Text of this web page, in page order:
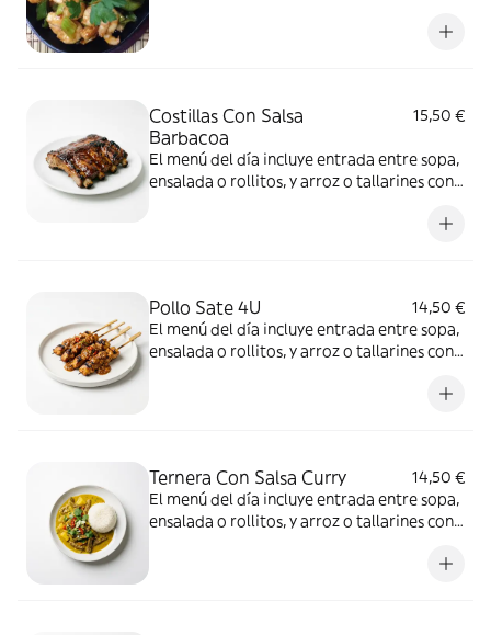
Costillas Con Salsa
Barbacoa
15,50 €
El menú del día incluye entrada entre sopa,
ensalada o rollitos, y arroz o tallarines con
Pollo Sate 4U
14,50 €
El menú del día incluye entrada entre sopa,
ensalada o rollitos, y arroz o tallarines con
Ternera Con Salsa Curry
14,50 €
El menú del día incluye entrada entre sopa,
ensalada o rollitos, y arroz o tallarines con